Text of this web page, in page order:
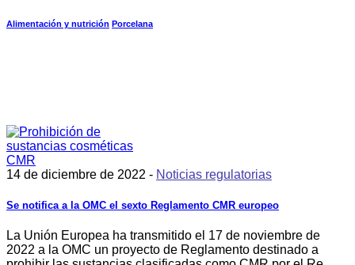
Alimentación y nutrición Porcelana
14 de diciembre de 2022 - Noticias regulatorias
Se notifica a la OMC el sexto Reglamento CMR europeo
La Unión Europea ha transmitido el 17 de noviembre de
2022 a la OMC un proyecto de Reglamento destinado a